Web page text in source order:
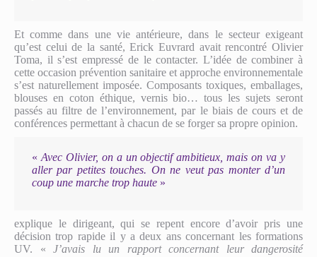
Et comme dans une vie antérieure, dans le secteur exigeant
qu’est celui de la santé, Erick Euvrard avait rencontré Olivier
Toma, il s’est empressé de le contacter. L’idée de combiner à
cette occasion prévention sanitaire et approche environnementale
s’est naturellement imposée. Composants toxiques, emballages,
blouses en coton éthique, vernis bio… tous les sujets seront
passés au filtre de l’environnement, par le biais de cours et de
conférences permettant à chacun de se forger sa propre opinion.
« Avec Olivier, on a un objectif ambitieux, mais on va y
aller par petites touches. On ne veut pas monter d’un
coup une marche trop haute »
explique le dirigeant, qui se repent encore d’avoir pris une
décision trop rapide il y a deux ans concernant les formations
UV. « J’avais lu un rapport concernant leur dangerosité